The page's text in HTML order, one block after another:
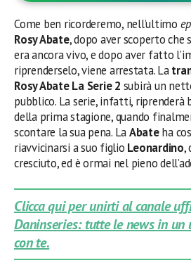
Come ben ricorderemo, nell’ultimo
Rosy Abate, dopo aver scoperto che
era ancora vivo, e dopo aver fatto
riprenderselo, viene arrestata. La
Rosy Abate La Serie 2 subirà un
pubblico. La serie, infatti, riprenderà
della prima stagione, quando
scontare la sua pena. LaAbateha
riavvicinarsi a suo figlio Leonardino,
cresciuto, ed è ormai nel pieno
Clicca qui per unirti al canale
Daninseries: tutte le news in un
con te.